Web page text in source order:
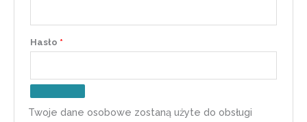
Hasło *
Twoje dane osobowe zostaną użyte do obsługi